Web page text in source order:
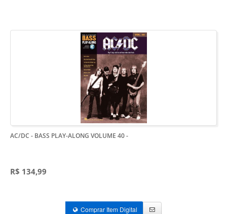
AC/DC - BASS PLAY-ALONG VOLUME 40-
R$ 134,99
Comprar Item Digital